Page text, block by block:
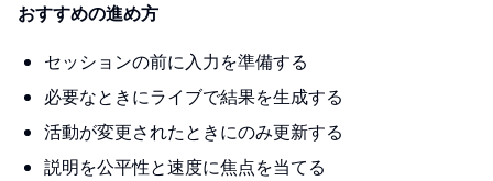
おすすめの進め方
セッションの前に入力を準備する
必要なときにライブで結果を生成する
活動が変更されたときにのみ更新する
説明を公平性と速度に焦点を当てる